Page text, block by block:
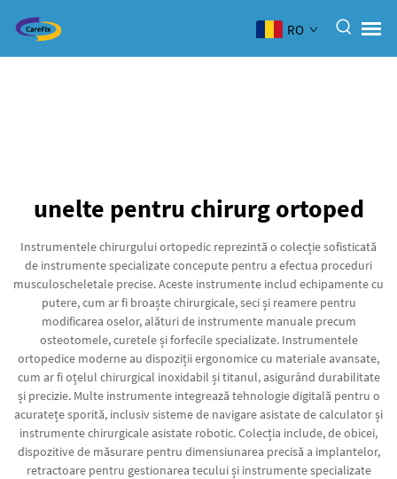
RO
unelte pentru chirurg ortoped
Instrumentele chirurgului ortopedic reprezintă o colecție sofisticată
de instrumente specializate concepute pentru a efectua proceduri
musculoscheletale precise. Aceste instrumente includ echipamente cu
putere, cum ar fi broaște chirurgicale, seci și reamere pentru
modificarea oselor, alături de instrumente manuale precum
osteotomele, curetele și forfecile specializate. Instrumentele
ortopedice moderne au dispoziții ergonomice cu materiale avansate,
cum ar fi oțelul chirurgical inoxidabil și titanul, asigurând durabilitate
și precizie. Multe instrumente integrează tehnologie digitală pentru o
acuratețe sporită, inclusiv sisteme de navigare asistate de calculator și
instrumente chirurgicale asistate robotic. Colecția include, de obicei,
dispozitive de măsurare pentru dimensiunarea precisă a implantelor,
retractoare pentru gestionarea tecului și instrumente specializate